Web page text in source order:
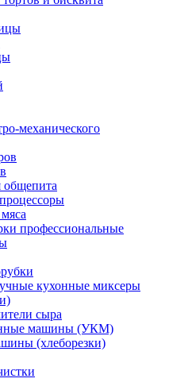
механического
общепита
профессиональные
кухонные миксеры
сыра
машины (УКМ)
(хлеборезки)